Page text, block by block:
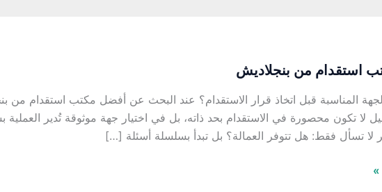
استقدام من بنجلاديش
المناسبة قبل اتخاذ قرار الاستقدام؟ عند البحث عن أفضل مكتب استقدام من
لا تكون محصورة في الاستقدام بحد ذاته، بل في اختيار جهة موثوقة تُدير
لا تسأل فقط: هل تتوفر العمالة؟ بل تبدأ بسلسلة أسئلة […]